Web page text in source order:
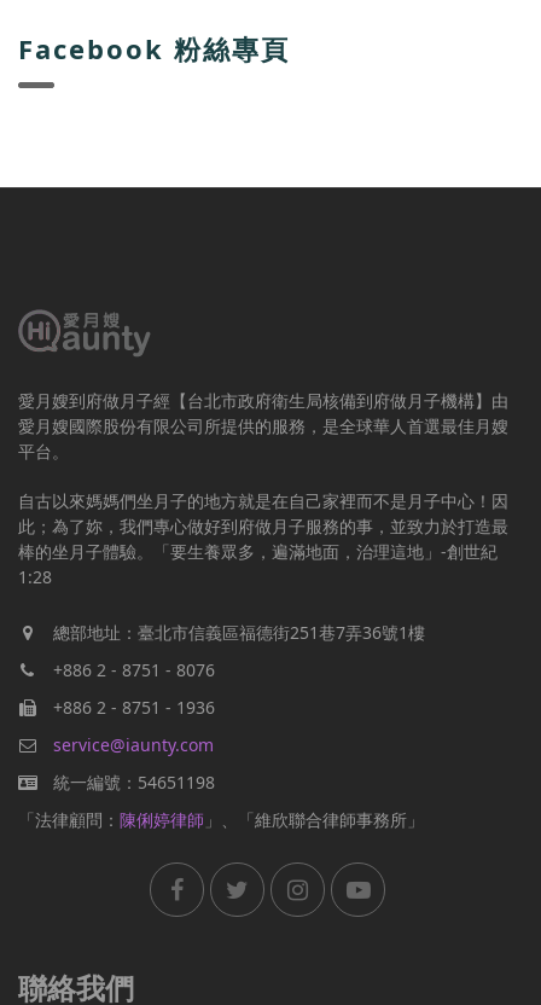
Facebook 粉絲專頁
愛月嫂到府做月子經【台北市政府衛生局核備到府做月子機構】由
愛月嫂國際股份有限公司所提供的服務，是全球華人首選最佳月嫂
平台。
自古以來媽媽們坐月子的地方就是在自己家裡而不是月子中心！因
此；為了妳，我們專心做好到府做月子服務的事，並致力於打造最
棒的坐月子體驗。「要生養眾多，遍滿地面，治理這地」-創世紀
1:28
總部地址：臺北市信義區福德街251巷7弄36號1樓
+886 2 - 8751 - 8076
+886 2 - 8751 - 1936
service@iaunty.com
統一編號：54651198
「法律顧問： 陳俐婷律師 」、「維欣聯合律師事務所」
聯絡我們